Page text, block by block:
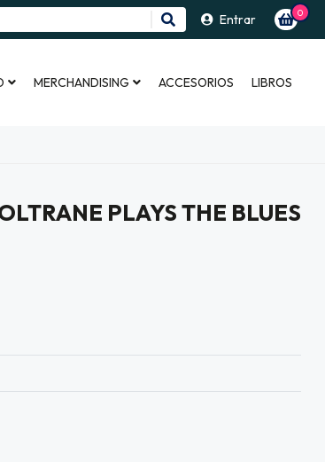
Entrar 0
MERCHANDISING ACCESORIOS LIBROS
PLAYS THE BLUES